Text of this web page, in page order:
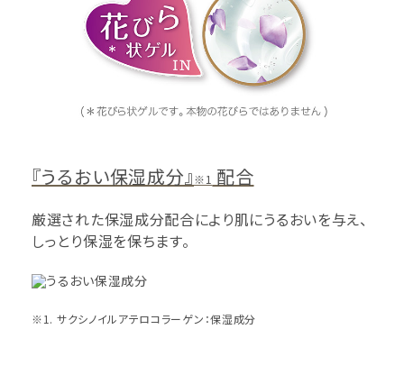
『うるおい保湿成分』※1 配合
厳選された保湿成分配合により肌にうるおいを与え、
しっとり保湿を保ちます。
※1. サクシノイルアテロコラーゲン：保湿成分